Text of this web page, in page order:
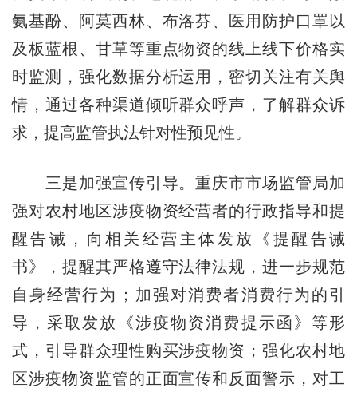
氨基酚、阿莫西林、布洛芬、医用防护口罩以
及板蓝根、甘草等重点物资的线上线下价格实
时监测，强化数据分析运用，密切关注有关舆
情，通过各种渠道倾听群众呼声，了解群众诉
求，提高监管执法针对性预见性。
三是加强宣传引导。重庆市市场监管局加
强对农村地区涉疫物资经营者的行政指导和提
醒告诫，向相关经营主体发放《提醒告诫
书》，提醒其严格遵守法律法规，进一步规范
自身经营行为；加强对消费者消费行为的引
导，采取发放《涉疫物资消费提示函》等形
式，引导群众理性购买涉疫物资；强化农村地
区涉疫物资监管的正面宣传和反面警示，对工